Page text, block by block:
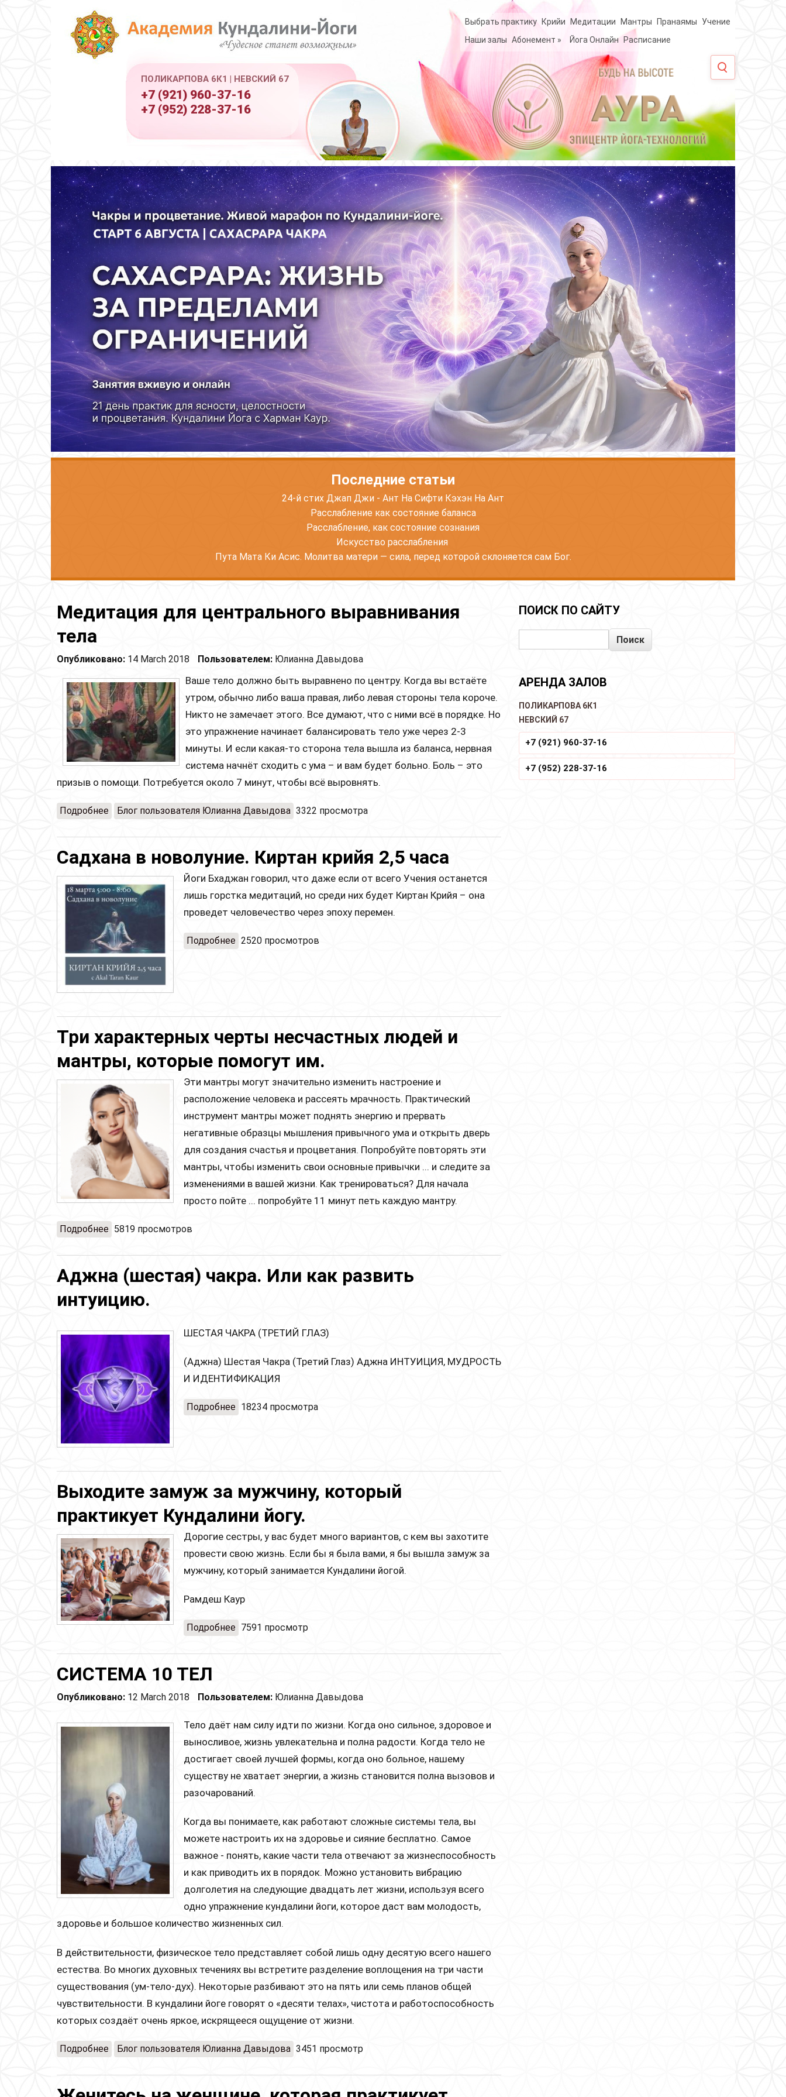
ПОЛИКАРПОВА 6К1 | НЕВСКИЙ 67
+7 (921) 960-37-16
+7 (952) 228-37-16
Выбрать практику Крийи Медитации Мантры Пранаямы
Учение
Наши залы Абонемент » Йога Онлайн Расписание
Последние статьи
24-й стих Джап Джи - Ант На Сифти Кэхэн На Ант
Расслабление как состояние баланса
Расслабление, как состояние сознания
Искусство расслабления
Пута Мата Ки Асис. Молитва матери — сила, перед которой склоняется сам Бог.
Медитация для центрального выравнивания
тела
Опубликовано: 14 March 2018 Пользователем: Юлианна Давыдова
Ваше тело должно быть выравнено по центру. Когда вы встаёте
утром, обычно либо ваша правая, либо левая стороны тела короче.
Никто не замечает этого. Все думают, что с ними всё в порядке. Но
это упражнение начинает балансировать тело уже через 2-3
минуты. И если какая-то сторона тела вышла из баланса, нервная
система начнёт сходить с ума – и вам будет больно. Боль – это
призыв о помощи. Потребуется около 7 минут, чтобы всё выровнять.
Подробнее о Медитация для центрального выравнивания тела
Блог пользователя Юлианна Давыдова 3322 просмотра
Садхана в новолуние. Киртан крийя 2,5 часа
Йоги Бхаджан говорил, что даже если от всего Учения останется
лишь горстка медитаций, но среди них будет Киртан Крийя – она
проведет человечество через эпоху перемен.
Подробнее о Садхана в новолуние. Киртан крийя 2,5 часа
2520 просмотров
Три характерных черты несчастных людей и
мантры, которые помогут им.
Эти мантры могут значительно изменить настроение и
расположение человека и рассеять мрачность. Практический
инструмент мантры может поднять энергию и прервать
негативные образцы мышления привычного ума и открыть дверь
для создания счастья и процветания. Попробуйте повторять эти
мантры, чтобы изменить свои основные привычки ... и следите за
изменениями в вашей жизни. Как тренироваться? Для начала
просто пойте ... попробуйте 11 минут петь каждую мантру.
Подробнее о Три характерных черты несчастных людей и мантры, которые помогут им.
5819 просмотров
Аджна (шестая) чакра. Или как развить
интуицию.
ШЕСТАЯ ЧАКРА (ТРЕТИЙ ГЛАЗ)
(Аджна) Шестая Чакра (Третий Глаз) Аджна ИНТУИЦИЯ, МУДРОСТЬ
И ИДЕНТИФИКАЦИЯ
Подробнее о Аджна (шестая) чакра. Или как развить интуицию.
18234 просмотра
Выходите замуж за мужчину, который
практикует Кундалини йогу.
Дорогие сестры, у вас будет много вариантов, с кем вы захотите
провести свою жизнь. Если бы я была вами, я бы вышла замуж за
мужчину, который занимается Кундалини йогой.
Рамдеш Каур
Подробнее о Выходите замуж за мужчину, который практикует
Кундалини йогу.
7591 просмотр
СИСТЕМА 10 ТЕЛ
Опубликовано: 12 March 2018 Пользователем: Юлианна Давыдова
Тело даёт нам силу идти по жизни. Когда оно сильное, здоровое и
выносливое, жизнь увлекательна и полна радости. Когда тело не
достигает своей лучшей формы, когда оно больное, нашему
существу не хватает энергии, а жизнь становится полна вызовов и
разочарований.
Когда вы понимаете, как работают сложные системы тела, вы
можете настроить их на здоровье и сияние бесплатно. Самое
важное - понять, какие части тела отвечают за жизнеспособность
и как приводить их в порядок. Можно установить вибрацию
долголетия на следующие двадцать лет жизни, используя всего
одно упражнение кундалини йоги, которое даст вам молодость,
здоровье и большое количество жизненных сил.
В действительности, физическое тело представляет собой лишь одну десятую всего нашего
естества. Во многих духовных течениях вы встретите разделение воплощения на три части
существования (ум-тело-дух). Некоторые разбивают это на пять или семь планов общей
чувствительности. В кундалини йоге говорят о «десяти телах», чистота и работоспособность
которых создаёт очень яркое, искрящееся ощущение от жизни.
Подробнее о СИСТЕМА 10 ТЕЛ
Блог пользователя Юлианна Давыдова 3451 просмотр
ПОИСК ПО САЙТУ
АРЕНДА ЗАЛОВ
ПОЛИКАРПОВА 6К1
НЕВСКИЙ 67
+7 (921) 960-37-16
+7 (952) 228-37-16